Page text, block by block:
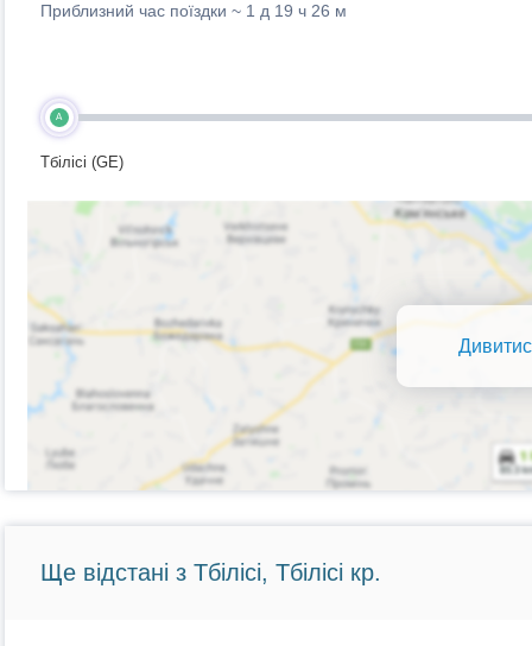
Приблизний час поїздки ~ 1 д 19 ч 26 м
A
Тбілісі (GE)
Ще відстані з Тбілісі, Тбілісі кр.